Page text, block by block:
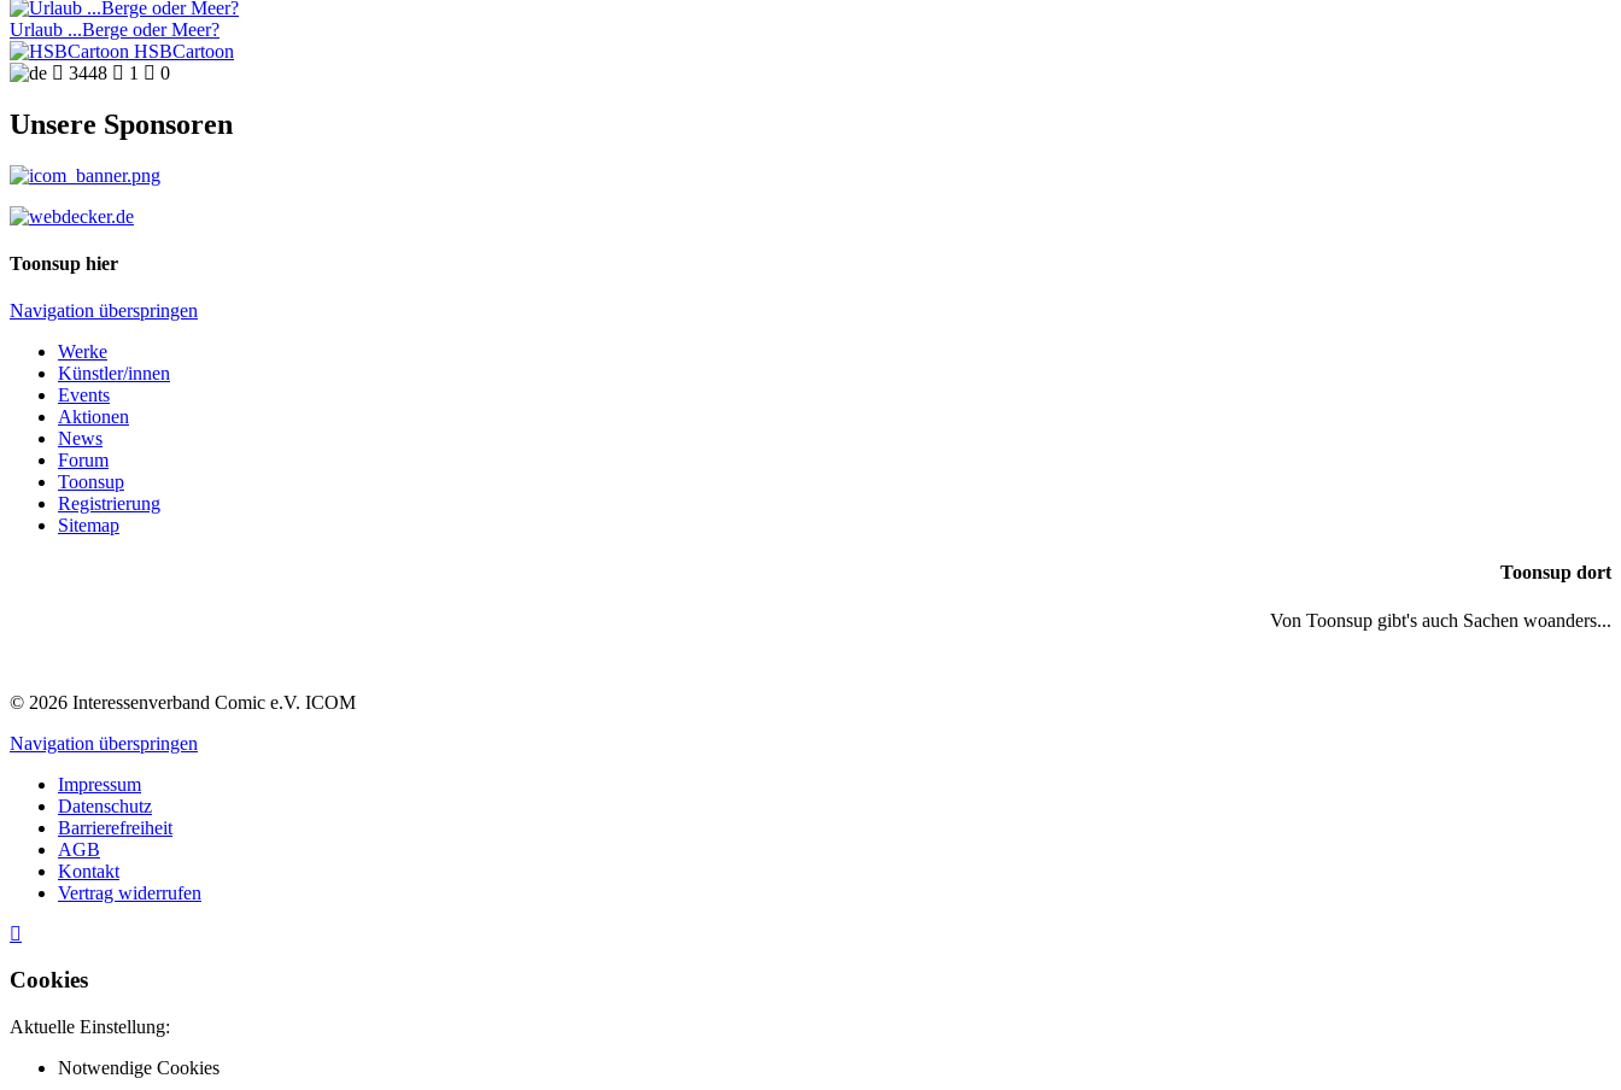
Urlaub ...Berge oder Meer?
HSBCartoon
 3448  1  0
Unsere Sponsoren
Toonsup hier
Navigation überspringen
Werke
Künstler/innen
Events
Aktionen
News
Forum
Toonsup
Registrierung
Sitemap
Toonsup dort
Von Toonsup gibt's auch Sachen woanders...
© 2026 Interessenverband Comic e.V. ICOM
Navigation überspringen
Impressum
Datenschutz
Barrierefreiheit
AGB
Kontakt
Vertrag widerrufen
Cookies
Aktuelle Einstellung:
Notwendige Cookies